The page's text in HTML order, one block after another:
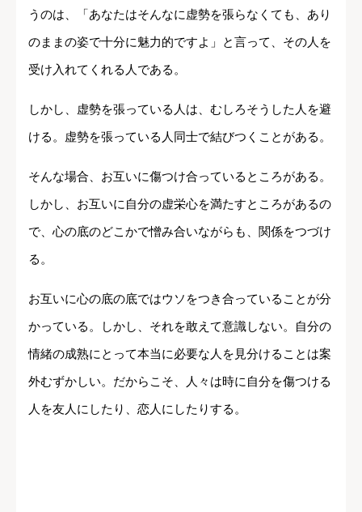
うのは、「あなたはそんなに虚勢を張らなくても、あり
のままの姿で十分に魅力的ですよ」と言って、その人を
受け入れてくれる人である。
しかし、虚勢を張っている人は、むしろそうした人を避
ける。虚勢を張っている人同士で結びつくことがある。
そんな場合、お互いに傷つけ合っているところがある。
しかし、お互いに自分の虚栄心を満たすところがあるの
で、心の底のどこかで憎み合いながらも、関係をつづけ
る。
お互いに心の底の底ではウソをつき合っていることが分
かっている。しかし、それを敢えて意識しない。自分の
情緒の成熟にとって本当に必要な人を見分けることは案
外むずかしい。だからこそ、人々は時に自分を傷つける
人を友人にしたり、恋人にしたりする。